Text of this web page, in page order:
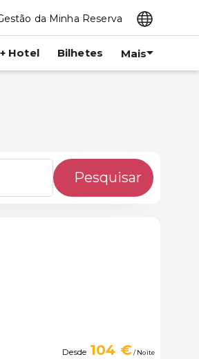
da Minha Reserva
Hotel Bilhetes Mais
Pesquisar
Desde 104 €/ Noite